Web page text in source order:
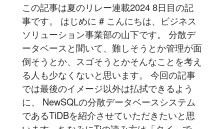
この記事は夏のリレー連載2024 8日目の記
事です。 はじめに # こんにちは、ビジネス
ソリューション事業部の山下です。 分散デ
ータベースと聞いて、難しそうとか管理が面
倒そうとか、スゴそうとかそんなことを考え
る人も少なくないと思います。 今回の記事
では最後のイメージ以外は払拭できるよう
に、 NewSQLの分散データベースシステム
であるTiDBを紹介させていただきたいと思